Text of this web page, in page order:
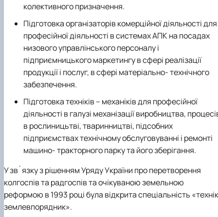
колективного призначення.
Підготовка організаторів комерційної діяльності для
професійної діяльності в системах АПК на посадах
низового управлінського персоналу і
підприємницького маркетингу в сфері реалізації
продукції і послуг, в сфері матеріально- технічного
забезпечення.
Підготовка техніків – механіків для професійної
діяльності в галузі механізації виробництва,
в рослиницьтві, тваринництві, підсобних
підприємствах технічному обслуговуванні і ремонті
машино- тракторного парку та його зберігання.
У зв`язку з рішенням Уряду України про перетворення
колгоспів та радгоспів та очікуваною земельною
реформою в 1993 році була відкрита спеціальність
землевпорядник».